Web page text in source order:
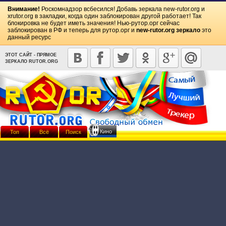
Внимание! Роскомнадзор всбесился! Добавь зеркала new-rutor.org и
xrutor.org в закладки, когда один заблокирован другой работает! Так
блокировка не будет иметь значения! Нью-рутор.орг сейчас
заблокирован в РФ и теперь для рутор.орг и new-rutor.org зеркало это
данный ресурс
ЭТОТ САЙТ - ПРЯМОЕ
ЗЕРКАЛО RUTOR.ORG